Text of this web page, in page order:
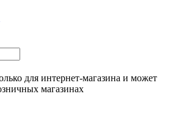
для интернет-магазина и может
магазинах